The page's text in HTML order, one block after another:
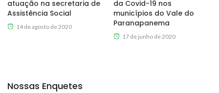
atuação na secretaria de
Assistência Social
14 de agosto de 2020
da Covid-19 nos
municípios do Vale do
Paranapanema
17 de junho de 2020
Nossas Enquetes